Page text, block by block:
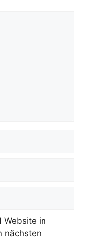
Website in
nächsten